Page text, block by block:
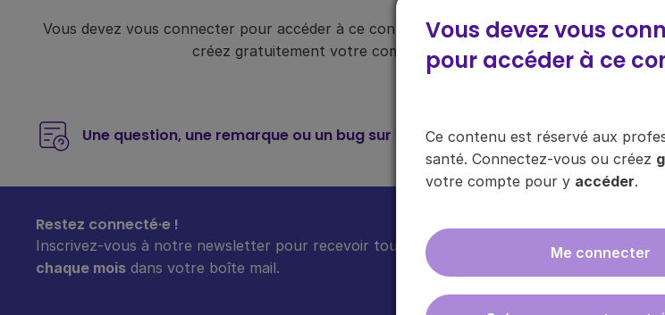
Vous devez vous
pour accéder à ce
Ce contenu est réservé aux
santé. Connectez-vous ou créez
votre compte pour y accéder.
Me connecter
Vous devez vous connecter pour accéder à ce contenu. Ce contenu est réservé aux
créez gratuitement votre compte pour y accéder, via le bouton «
Une question, une remarque ou un bug sur ce contenu ?
Restez connecté·e !
Inscrivez-vous à notre newsletter pour recevoir toutes les infos sur nos guides
chaque mois dans votre boîte mail.
En cliquant
donnéesici .